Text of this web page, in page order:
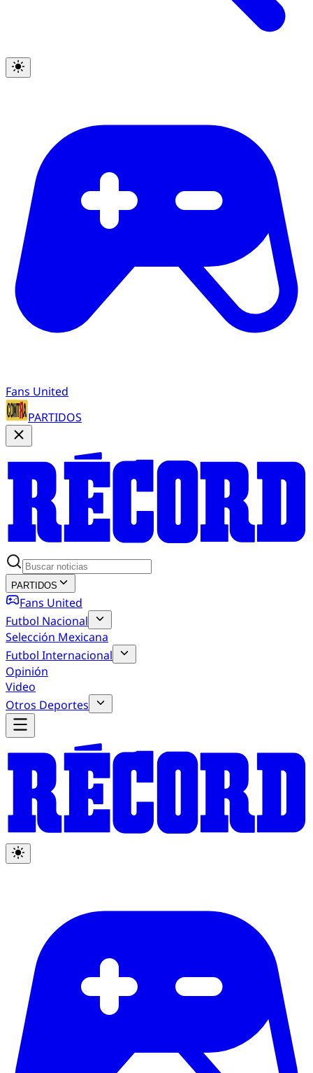
Fans United
PARTIDOS
PARTIDOS
Fans United
Futbol Nacional
Selección Mexicana
Futbol Internacional
Opinión
Video
Otros Deportes